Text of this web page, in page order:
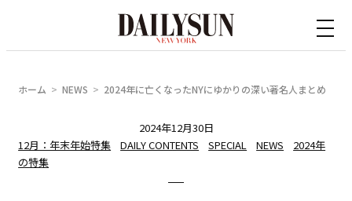
ホーム NEWS 2024年に亡くなったNYにゆかりの深い著名人まとめ
2024年12月30日
12月：年末年始特集
DAILY CONTENTS SPECIAL NEWS
2024年
の特集